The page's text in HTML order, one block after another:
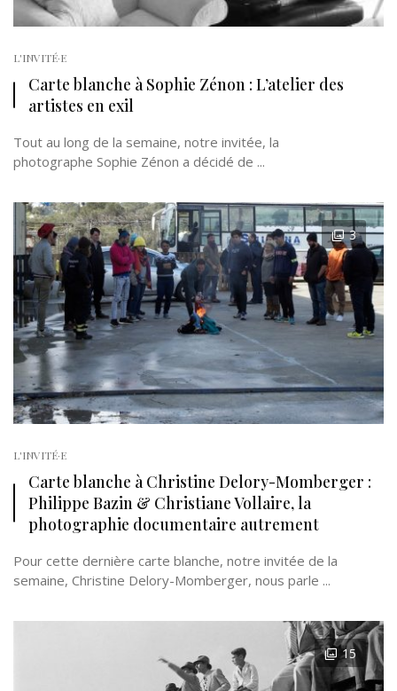
L'INVITÉ·E
Carte blanche à Sophie Zénon : L’atelier des
artistes en exil
Tout au long de la semaine, notre invitée, la
photographe Sophie Zénon a décidé de ...
3
L'INVITÉ·E
Carte blanche à Christine Delory-Momberger :
Philippe Bazin & Christiane Vollaire, la
photographie documentaire autrement
Pour cette dernière carte blanche, notre invitée de la
semaine, Christine Delory-Momberger, nous parle ...
15